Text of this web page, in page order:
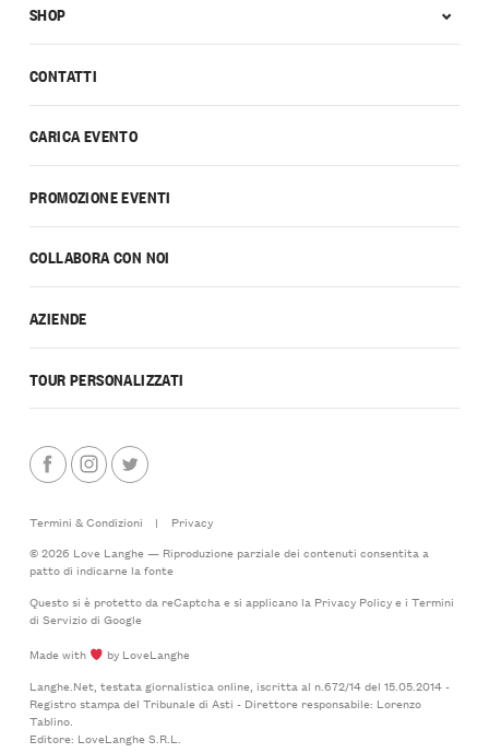
CONTATTI
CARICA EVENTO
PROMOZIONE EVENTI
COLLABORA CON NOI
AZIENDE
TOUR PERSONALIZZATI
SHOP
Termini & Condizioni |
Privacy
© 2026 Love Langhe — Riproduzione parziale dei contenuti consentita a
patto di indicarne la fonte
Questo si è protetto da reCaptcha e si applicano la Privacy Policye i Termini
di Serviziodi Google
Made with
by LoveLanghe
Langhe.Net, testata giornalistica online, iscritta al n.672/14 del 15.05.2014 -
Registro stampa del Tribunale di Asti - Direttore responsabile: Lorenzo
Tablino.
Editore: LoveLanghe S.R.L.